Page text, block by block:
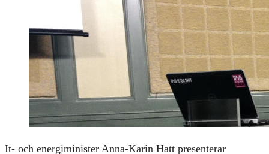
It- och energiminister Anna-Karin Hatt presenterar